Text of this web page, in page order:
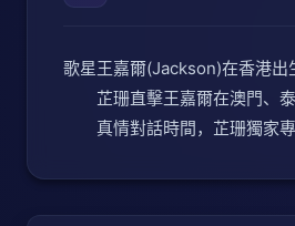
歌星王嘉爾(Jackson)在香港出
芷珊直擊王嘉爾在澳門、泰
真情對話時間，芷珊獨家專